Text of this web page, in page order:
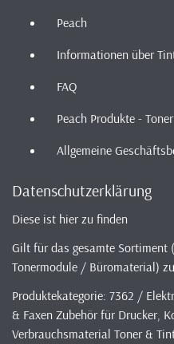
Peach
Informationen über
FAQ
Peach Produkte - Toner
Allgemeine
Datenschutzerklärung
Diese ist hier zu finden
Gilt für das gesamte Sortiment
Tonermodule / Büromaterial)
Produktekategorie: 7362 /
& Faxen Zubehör für Drucker,
Verbrauchsmaterial Toner &